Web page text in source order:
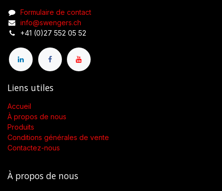
Formulaire de contact
info@swengers.ch
+41 (0)27 552 05 52
Liens utiles
Accueil
À propos de nous
Produits
Conditions générales de vente
Contactez-nous
À propos de nous